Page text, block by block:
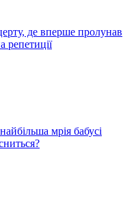
де вперше пролунав
репетиції
мрія бабусі